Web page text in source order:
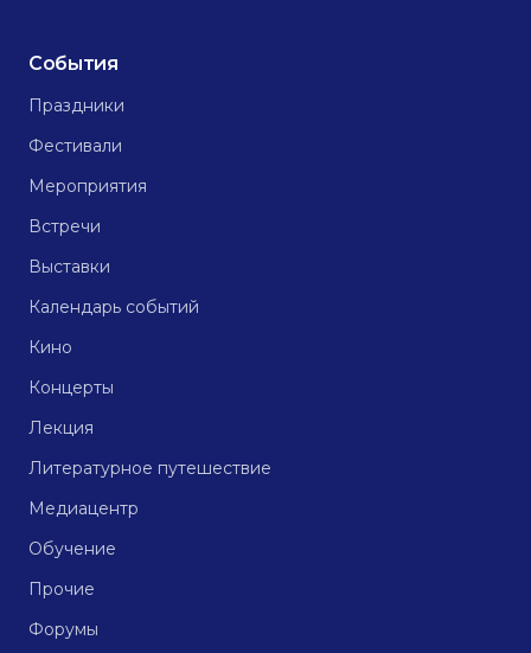
События
Праздники
Фестивали
Мероприятия
Встречи
Выставки
Календарь событий
Кино
Концерты
Лекция
Литературное путешествие
Медиацентр
Обучение
Прочие
Форумы